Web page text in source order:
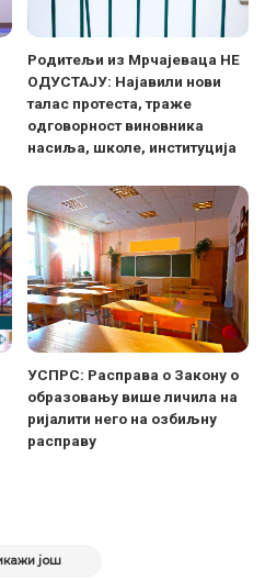
Родитељи из Мрчајеваца НЕ
ОДУСТАЈУ: Најавили нови
талас протеста, траже
одговорност виновника
насиља, школе, институција
УСПРС: Расправа о Закону о
образовању више личила на
ријалити него на озбиљну
расправу
још